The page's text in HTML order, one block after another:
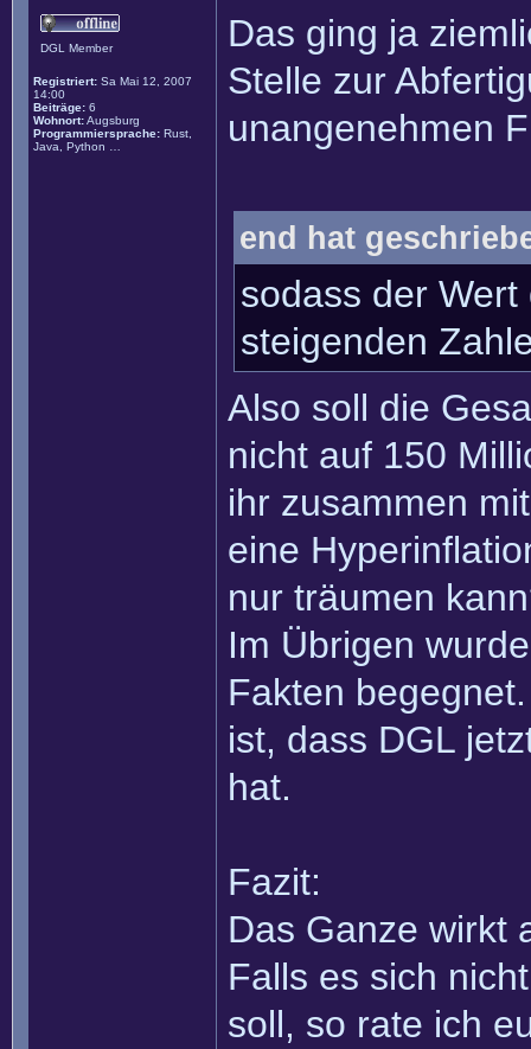
DGL Member
Registriert: Sa Mai 12, 2007
14:00
Beiträge: 6
Wohnort:Augsburg
Programmiersprache: Rust,
Java, Python …
Das ging ja
Stelle zur
unangenehmen
end hat
sodass der Wert
steigenden
Also soll die
nicht auf 150
ihr zusammen
eine
nur träumen
Im Übrigen
Fakten
ist, dass DGL
hat.
Fazit:
Das Ganze wirkt
Falls es sich
soll, so rate ich